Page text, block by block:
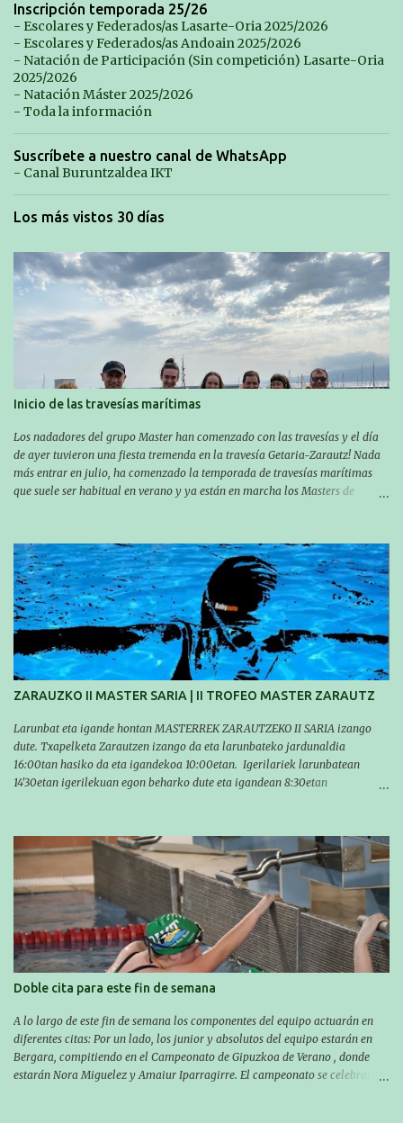
Inscripción temporada 25/26
- Escolares y Federados/as Lasarte-Oria 2025/2026
- Escolares y Federados/as Andoain 2025/2026
- Natación de Participación (Sin competición) Lasarte-Oria
2025/2026
- Natación Máster 2025/2026
- Toda la información
Suscríbete a nuestro canal de WhatsApp
- Canal Buruntzaldea IKT
Los más vistos 30 días
Inicio de las travesías marítimas
Los nadadores del grupo Master han comenzado con las travesías y el día
de ayer tuvieron una fiesta tremenda en la travesía Getaria-Zarautz! Nada
más entrar en julio, ha comenzado la temporada de travesías marítimas
que suele ser habitual en verano y ya están en marcha los Masters de
próxima cita. Para empezar, el 13 de julio, Manu Santos participó en la
XXXVIII. Travesía a nado de Ondarroa y recorrió una distancia de 1600
metros en 28 minutos y 30 segundos. Al día siguiente, Manu Santos y su
compañero Asier Gorostegi participaron en la V. San Antón Bira. En esta
travesía se realiza un recorrido desde la playa de Gaztetape hasta la playa
de Malkorbe, pero debido al estado del mar de aquel día, la organización
decidió hacerlo en el interior de la bahía de la playa de Malkorbe. Así,
Asier completó el recorrido en 29 minutos y 30 segundos, c...
ZARAUZKO II MASTER SARIA | II TROFEO MASTER ZARAUTZ
Larunbat eta igande hontan MASTERREK ZARAUTZEKO II SARIA izango
dute. Txapelketa Zarautzen izango da eta larunbateko jardunaldia
16:00tan hasiko da eta igandekoa 10:00etan. Igerilariek larunbatean
14'30etan igerilekuan egon beharko dute eta igandean 8:30etan
domingo los MASTERS tendrán el II TROFEO MASTER DE ZARAUTZ. La
competición se celebrará en Zarautz a las 16:00 la jornada del sabado y a
las 10:00 la del domingo. Los/las nadadores/as tendrán que estar en la
piscina a las 14:30 el sabado y a las 8:30 el domingo (polideportivo
Aritzbatalde). SERIES
Doble cita para este fin de semana
A lo largo de este fin de semana los componentes del equipo actuarán en
diferentes citas: Por un lado, los junior y absolutos del equipo estarán en
Bergara, compitiendo en el Campeonato de Gipuzkoa de Verano , donde
estarán Nora Miguelez y Amaiur Iparragirre. El campeonato se celebrará